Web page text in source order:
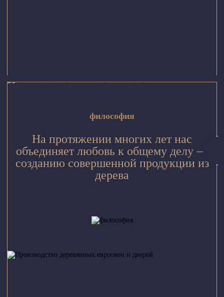
философия
На протяжении многих лет нас
объединяет любовь к общему делу —
созданию совершенной продукции из
дерева